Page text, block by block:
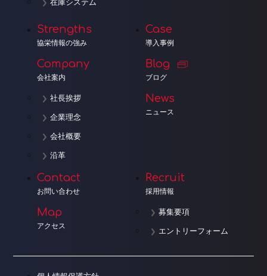
在庫システム
Strengths
協栄情報の強み
Company
会社案内
社長挨拶
企業理念
会社概要
沿革
Case
導入事例
Blog
ブログ
News
ニュース
Contact
お問い合わせ
Map
アクセス
Recruit
採用情報
募集要項
エントリーフォーム